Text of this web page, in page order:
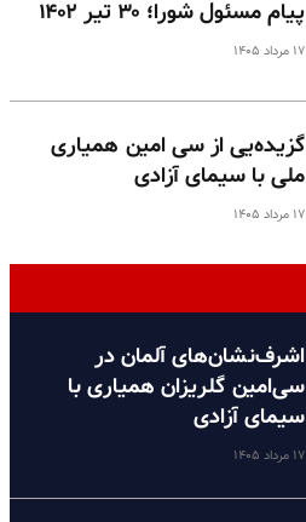
پیام مسئول شورا؛ ۳۰ تیر ۱۴۰۲
۱۷ مرداد ۱۴۰۵
گزیده‌یی از سی امین همیاری
ملی با سیمای آزادی
۱۷ مرداد ۱۴۰۵
اشرف‌نشان‌های آلمان در
سی‌امین گلریزان همیاری با
سیمای آزادی
۱۷ مرداد ۱۴۰۵